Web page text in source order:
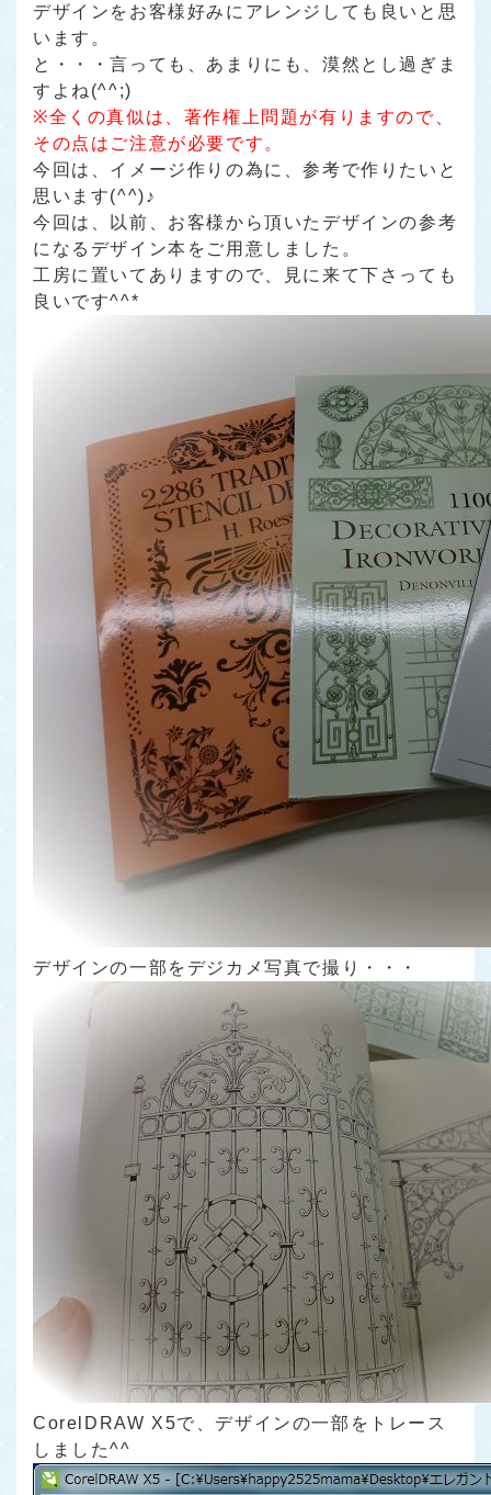
デザインをお客様好みにアレンジしても良いと思
います。
と・・・言っても、あまりにも、漠然とし過ぎま
すよね(^^;)
※全くの真似は、著作権上問題が有りますので、
その点はご注意が必要です。
今回は、イメージ作りの為に、参考で作りたいと
思います(^^)♪
今回は、以前、お客様から頂いたデザインの参考
になるデザイン本をご用意しました。
工房に置いてありますので、見に来て下さっても
良いです^^*
デザインの一部をデジカメ写真で撮り・・・
CorelDRAW X5で、デザインの一部をトレース
しました^^